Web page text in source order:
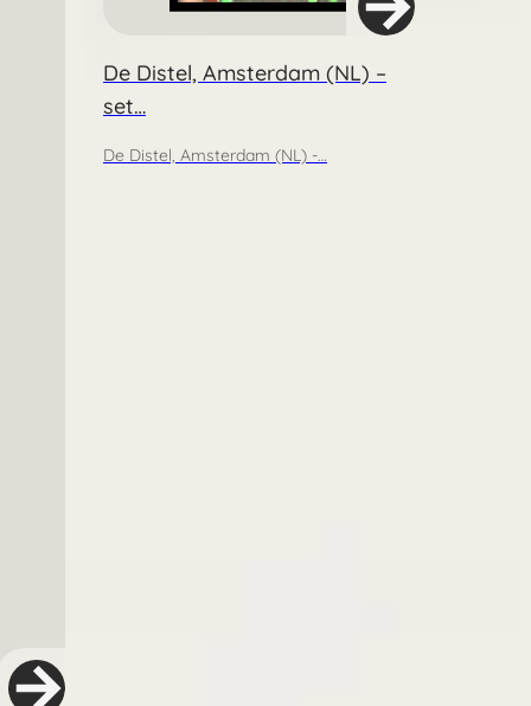
De Distel, Amsterdam (NL) –
set…
De Distel, Amsterdam (NL) -…